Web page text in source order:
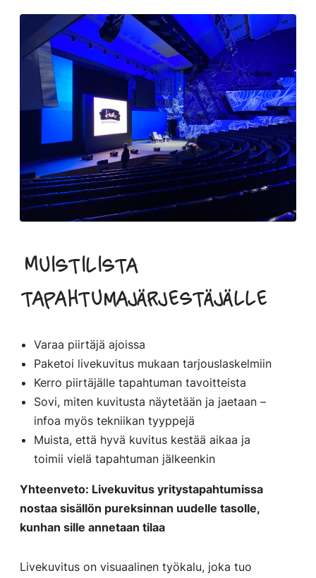
Muistilista
tapahtumajärjestäjälle
Varaa piirtäjä ajoissa
Paketoi livekuvitus mukaan tarjouslaskelmiin
Kerro piirtäjälle tapahtuman tavoitteista
Sovi, miten kuvitusta näytetään ja jaetaan –
infoa myös tekniikan tyyppejä
Muista, että hyvä kuvitus kestää aikaa ja
toimii vielä tapahtuman jälkeenkin
Yhteenveto: Livekuvitus yritystapahtumissa
nostaa sisällön pureksinnan uudelle tasolle,
kunhan sille annetaan tilaa
Livekuvitus on visuaalinen työkalu, joka tuo